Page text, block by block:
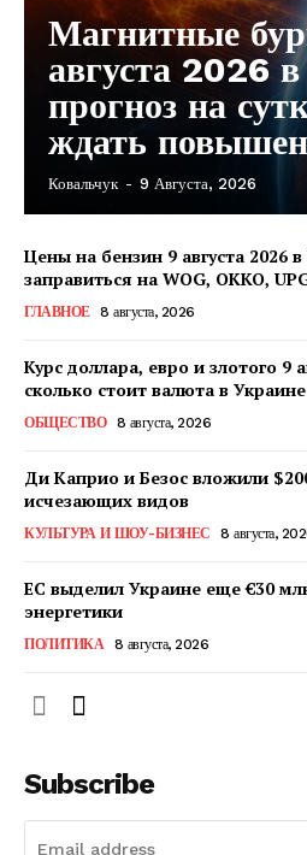
Магнитные
августа 2026
прогноз на
ждать
Ковальчук - 9 Августа, 2026
Цены на бензин 9 августа 2026
заправиться на WOG, OKKO,
ГЛАВНОЕ 8 августа, 2026
Курс доллара, евро и злотого 9
сколько стоит валюта в Украине
ОБЩЕСТВО 8 августа, 2026
Ди Каприо и Безос вложили
исчезающих видов
КУЛЬТУРА И ШОУ-БИЗНЕС 8 августа,
ЕС выделил Украине еще €30
энергетики
ПОЛИТИКА 8 августа, 2026
Subscribe